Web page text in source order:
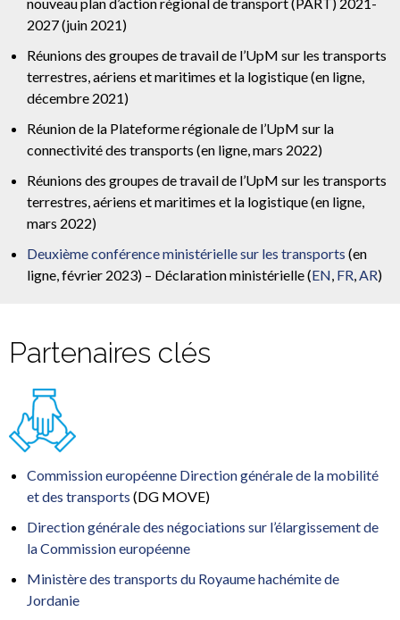
2027 (juin 2021)
Réunions des groupes de travail de l’UpM sur les transports
terrestres, aériens et maritimes et la logistique (en ligne,
décembre 2021)
Réunion de la Plateforme régionale de l’UpM sur la
connectivité des transports (en ligne, mars 2022)
Réunions des groupes de travail de l’UpM sur les transports
terrestres, aériens et maritimes et la logistique (en ligne,
mars 2022)
Deuxième conférence ministérielle sur les transports (en
ligne, février 2023) – Déclaration ministérielle (EN, FR,AR)
Partenaires clés
Commission européenne Direction générale de la mobilité
et des transports (DG MOVE)
Direction générale des négociations sur l’élargissement de
la Commission européenne
Ministère des transports du Royaume hachémite de
Jordanie